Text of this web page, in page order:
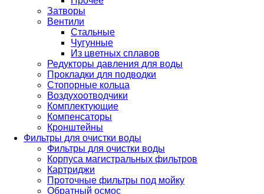
Затворы
Вентили
Стальные
Чугунные
Из цветных сплавов
Редукторы давления для воды
Прокладки для подводки
Стопорные кольца
Воздухоотводчики
Комплектующие
Компенсаторы
Кронштейны
Фильтры для очистки воды
Фильтры для очистки воды
Корпуса магистральных фильтров
Картриджи
Проточные фильтры под мойку
Обратный осмос